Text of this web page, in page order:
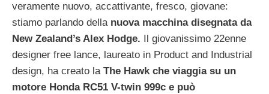
veramente nuovo, accattivante, fresco, giovane:
stiamo parlando della nuova macchina disegnata da
New Zealand’s Alex Hodge. Il giovanissimo 22enne
designer free lance, laureato in Product and Industrial
design, ha creato la The Hawk che viaggia su un
motore Honda RC51 V-twin 999c e può